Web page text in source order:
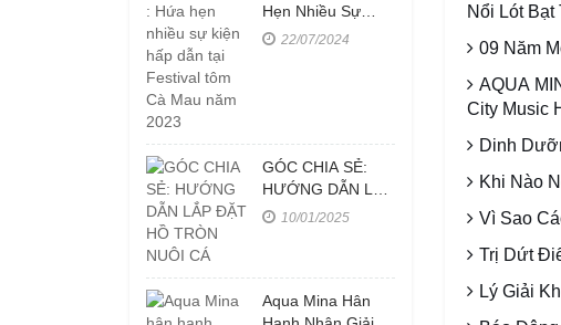
Nổi Lót Bạt
09 Năm
AQUA
City Music
Dinh
Khi Nào
Vì Sao
Trị Dứt
Lý Giải
Hẹn Nhiều Sự
Kiện Hấp Dẫn Tại
22/07/2024
GÓC CHIA SẺ:
HƯỚNG DẪN LẮP
ĐẶT HỒ TRÒN
10/01/2025
Aqua Mina Hân